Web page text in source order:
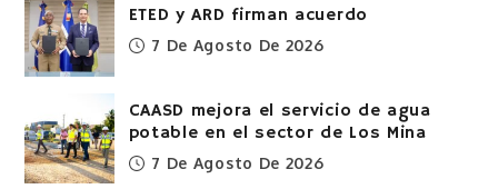
ETED y ARD firman acuerdo
7 De Agosto De 2026
CAASD mejora el servicio de agua
potable en el sector de Los Mina
7 De Agosto De 2026